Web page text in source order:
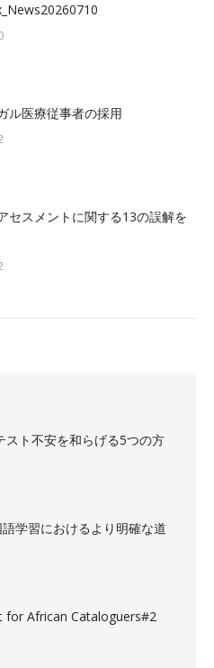
ル医療従事者の採用
セスメントに関する13の誤解を
スト不安を和らげる5つの方
学習におけるより明確な道
for African Cataloguers#2